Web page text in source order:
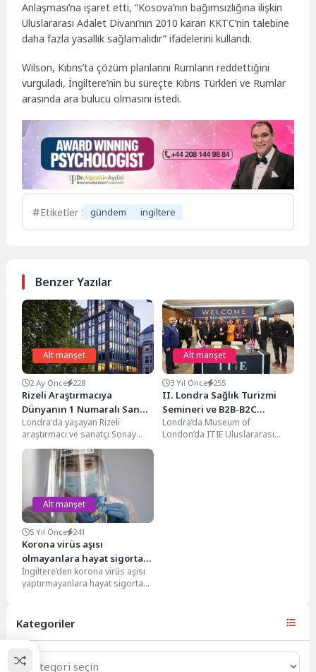
Anlaşması’na işaret etti, “Kosova’nın bağımsızlığına ilişkin
Uluslararası Adalet Divanı’nın 2010 kararı KKTC’nin talebine
daha fazla yasallık sağlamalıdır” ifadelerini kullandı.
Wilson, Kıbrıs’ta çözüm planlarını Rumların reddettiğini
vurguladı, İngiltere’nin bu süreçte Kıbrıs Türkleri ve Rumlar
arasında ara bulucu olmasını istedi.
Etiketler : gündem ingiltere
Benzer Yazılar
Alt manşet
2 Ay Önce 228
Rizeli Araştırmacıya
Dünyanın 1 Numaralı Sanat
Üniversitesi Royal College of
Art’tan Gururlandıran Davet
Londra'da yaşayan Rizeli
araştırmacı ve sanatçı Sonay
Memoğlu, dünyanın en prestijli
sanat ve tasarım
üniversitelerinden...
Alt manşet
3 Yıl Önce 255
II. Londra Sağlık Turizmi
Semineri ve B2B-B2C
Workshop etkinliği büyük
ilgi gördü
Londra’da Museum of
London’da ITIE Uluslararası
Alt manşet
5 Yıl Önce 241
Korona virüs aşısı
olmayanlara hayat sigortası
yapılmayabilir
İngiltere’den korona virüs aşısı
yaptırmayanlara hayat sigortası
belirtildi. The...
Kategoriler
Kategoriler